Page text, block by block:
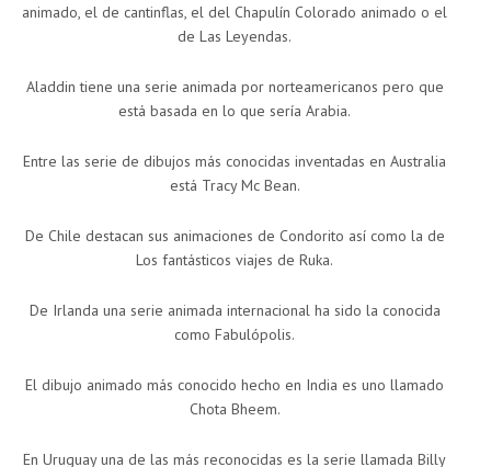
animado, el de cantinflas, el del Chapulín Colorado animado o el
de Las Leyendas.
Aladdin tiene una serie animada por norteamericanos pero que
está basada en lo que sería Arabia.
Entre las serie de dibujos más conocidas inventadas en Australia
está Tracy Mc Bean.
De Chile destacan sus animaciones de Condorito así como la de
Los fantásticos viajes de Ruka.
De Irlanda una serie animada internacional ha sido la conocida
como Fabulópolis.
El dibujo animado más conocido hecho en India es uno llamado
Chota Bheem.
En Uruguay una de las más reconocidas es la serie llamada Billy